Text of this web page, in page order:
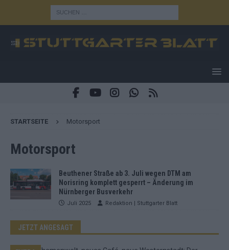
STARTSEITE Motorsport
Motorsport
Beuthener Straße ab 3. Juli wegen DTM am
Norisring komplett gesperrt – Änderung im
Nürnberger Busverkehr
Juli 2025 Redaktion | Stuttgarter Blatt
JETZT ANGESAGT